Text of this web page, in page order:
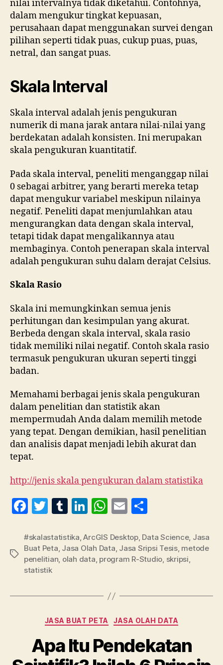
nilai intervalnya tidak diketahui. Contohnya,
dalam mengukur tingkat kepuasan,
perusahaan dapat menggunakan survei dengan
pilihan seperti tidak puas, cukup puas, puas,
netral, dan sangat puas.
Skala Interval
Skala interval adalah jenis pengukuran
numerik di mana jarak antara nilai-nilai yang
berdekatan adalah konsisten. Ini merupakan
skala pengukuran kuantitatif.
Pada skala interval, peneliti menganggap nilai
0 sebagai arbitrer, yang berarti mereka tetap
dapat mengukur variabel meskipun nilainya
negatif. Peneliti dapat menjumlahkan atau
mengurangkan data dengan skala interval,
tetapi tidak dapat mengalikannya atau
membaginya. Contoh penerapan skala interval
adalah pengukuran suhu dalam derajat Celsius.
Skala Rasio
Skala ini memungkinkan semua jenis
perhitungan dan kesimpulan yang akurat.
Berbeda dengan skala interval, skala rasio
tidak memiliki nilai negatif. Contoh skala rasio
termasuk pengukuran ukuran seperti tinggi
badan.
Memahami berbagai jenis skala pengukuran
dalam penelitian dan statistik akan
mempermudah Anda dalam memilih metode
yang tepat. Dengan demikian, hasil penelitian
dan analisis dapat menjadi lebih akurat dan
tepat.
http://jenis skala pengukuran dalam statistika
F
c
e
b
o
T
itt
er
T
m
bl
Li
k
e
dI
W
at
s
A
p
E
ai
l
a
re
Tag
#skalastatistika,ArcGIS Desktop, Data Science, Jasa
Buat Peta, Jasa Olah Data, Jasa Sripsi Tesis, metode
penelitian, olah data, program R-Studio, skripsi,
statistik
Kategori
JASA BUAT PETA JASA OLAH DATA
Apa Itu Pendekatan